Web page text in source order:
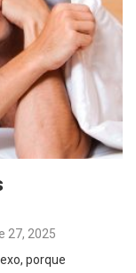
27, 2025
porque